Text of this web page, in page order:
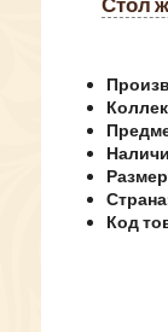
Код